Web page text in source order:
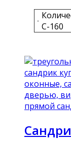
- С-160